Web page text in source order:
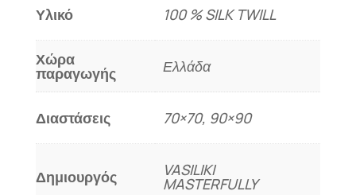
ποσότητα
Υλικό 100 % SILK TWILL
Χώρα
παραγωγής Ελλάδα
Διαστάσεις 70×70, 90×90
Δημιουργός VASILIKI
MASTERFULLY